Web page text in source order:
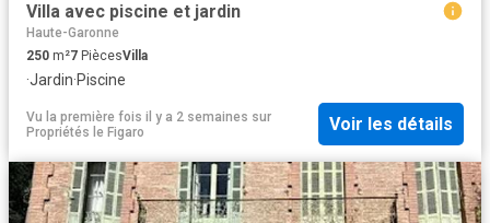
Villa avec piscine et jardin
Haute-Garonne
250 m²7 PiècesVilla
·Jardin·Piscine
Vu la première fois il y a 2 semaines sur
Propriétés le Figaro
Voir les détails